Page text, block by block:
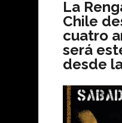
La
Chile
cuatro
será
desde